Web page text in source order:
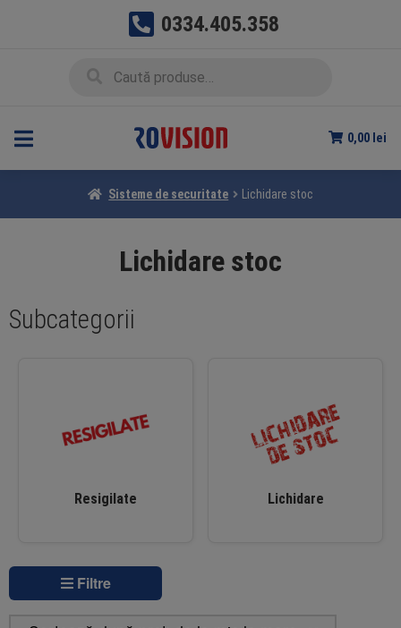
0334.405.358
0,00 lei
Sisteme de securitate Lichidare stoc
Lichidare stoc
Subcategorii
Resigilate Lichidare
Filtre